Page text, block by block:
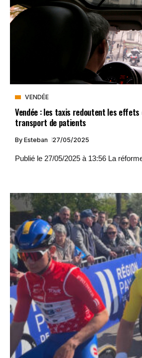
VENDÉE
Vendée : les taxis redoutent les effets
transport de patients
By Esteban 27/05/2025
Publié le 27/05/2025 à 13:56 La